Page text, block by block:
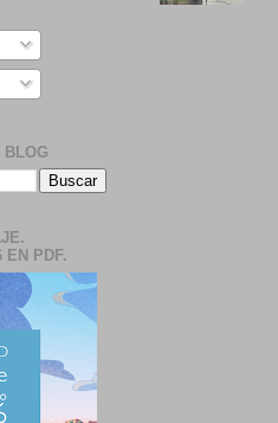
BLOG
EN PDF.